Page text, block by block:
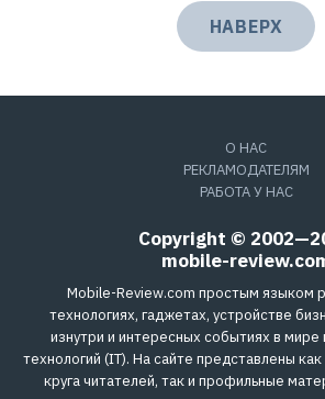
НАВЕРХ
О НАС
РЕКЛАМОДАТЕЛЯМ
РАБОТА У НАС
Copyright ©
mobile-
Mobile-Review.com простым языком
технологиях, гаджетах, устройстве
изнутри и интересных событиях в
технологий (IT). На сайте представлены
круга читателей, так и профильные